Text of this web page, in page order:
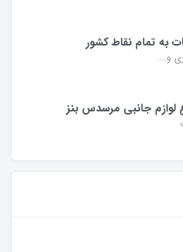
به تمام نقاط کشور
و....
لوازم جانبی مرسدس بنز